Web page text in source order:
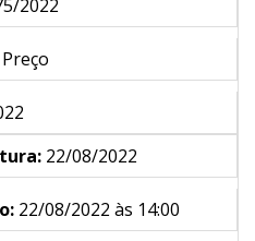
2022
22/08/2022
22/08/2022 às 14:00